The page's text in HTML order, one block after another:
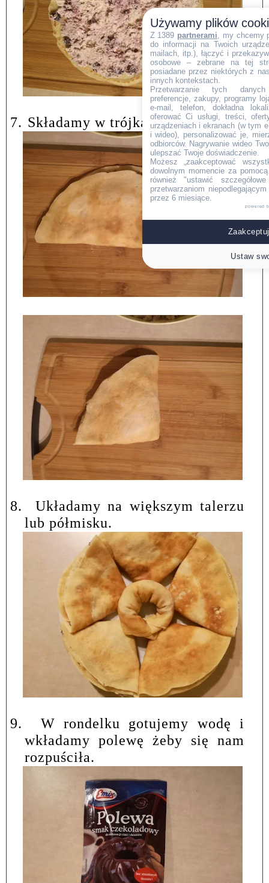
7. Składamy w trójkąty.
8.
Układamy na większym talerzu
lub półmisku.
9.
W rondelku gotujemy wodę i
wkładamy polewę żeby się nam
rozpuściła.
Używamy plików
Z 1389 partnerami , my chcemy
do informacji na Twoich
mailach, itp.), łączyć i
osobowe – zebrane na tej
posiadane przez niektórych z
innych kontekstach.
Przetwarzanie tych danych
preferencje, zakupy, programy
e-mail, telefon, dokładna
oferować Ci usługi, treści,
urządzeniach i ekranach (w tym
i wideo), personalizować je,
odbiorców. Nagrywanie wideo
ulepszać Twoje doświadczenie.
Możesz „zaakceptować
dowolnym momencie za
również "ustawić
przetwarzaniom
przez 6 miesiące.
powered
Ustaw